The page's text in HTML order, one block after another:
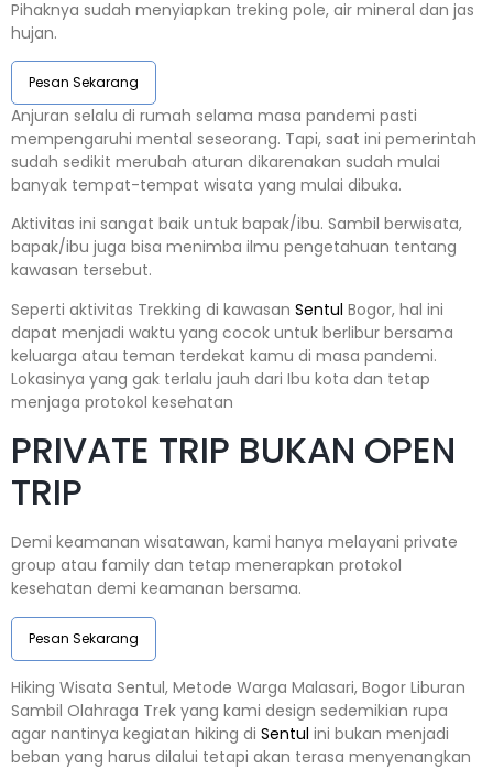
Pihaknya sudah menyiapkan treking pole, air mineral dan jas
hujan.
Pesan Sekarang
Anjuran selalu di rumah selama masa pandemi pasti
mempengaruhi mental seseorang. Tapi, saat ini pemerintah
sudah sedikit merubah aturan dikarenakan sudah mulai
banyak tempat-tempat wisata yang mulai dibuka.
Aktivitas ini sangat baik untuk bapak/ibu. Sambil berwisata,
bapak/ibu juga bisa menimba ilmu pengetahuan tentang
kawasan tersebut.
Seperti aktivitas Trekking di kawasan Sentul Bogor, hal ini
dapat menjadi waktu yang cocok untuk berlibur bersama
keluarga atau teman terdekat kamu di masa pandemi.
Lokasinya yang gak terlalu jauh dari Ibu kota dan tetap
menjaga protokol kesehatan
PRIVATE TRIP BUKAN OPEN
TRIP
Demi keamanan wisatawan, kami hanya melayani private
group atau family dan tetap menerapkan protokol
kesehatan demi keamanan bersama.
Pesan Sekarang
Hiking Wisata Sentul, Metode Warga Malasari, Bogor Liburan
Sambil Olahraga Trek yang kami design sedemikian rupa
agar nantinya kegiatan hiking di Sentul ini bukan menjadi
beban yang harus dilalui tetapi akan terasa menyenangkan